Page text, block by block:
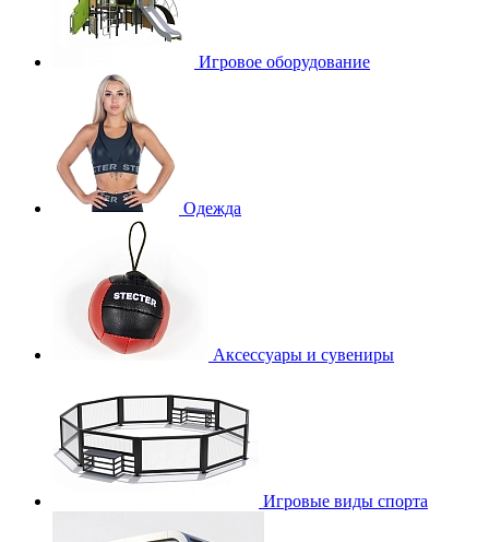
Игровое оборудование
Одежда
Аксессуары и сувениры
Игровые виды спорта